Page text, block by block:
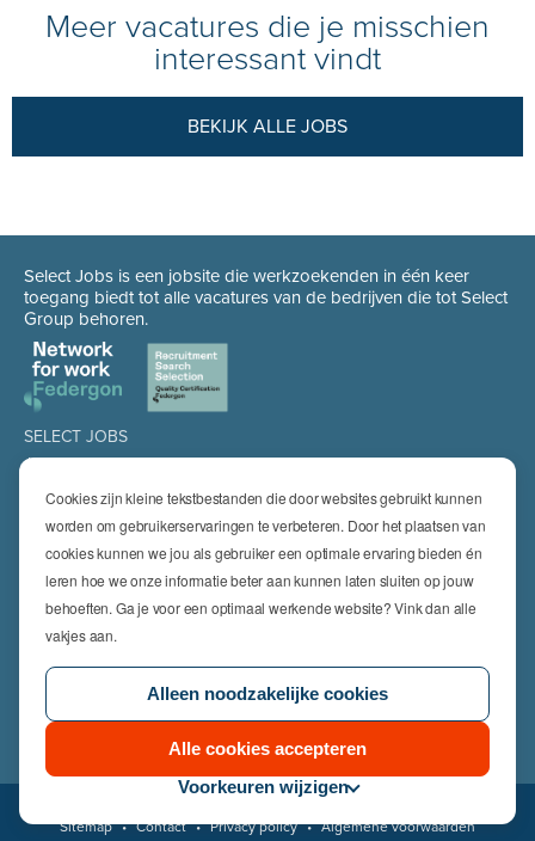
Cookies zijn kleine tekstbestanden die door websites gebruikt kunnen
worden om gebruikerservaringen te verbeteren. Door het plaatsen van
cookies kunnen we jou als gebruiker een optimale ervaring bieden én
leren hoe we onze informatie beter aan kunnen laten sluiten op jouw
behoeften. Ga je voor een optimaal werkende website? Vink dan alle
vakjes aan.
Alleen noodzakelijke cookies
Alle cookies accepteren
Voorkeuren wijzigen
Meer vacatures die je misschien
interessant vindt
BEKIJK ALLE JOBS
Select Jobs is een jobsite die werkzoekenden in één keer
toegang biedt tot alle vacatures van de bedrijven die tot Select
Group behoren.
SELECT JOBS
Jobs
Job alert
SPECIALISATIES
Technics
High Technics & Engineering
Logistics
Finance & Insurance
Office
HR & Legal
Sitemap • Contact • Privacy policy • Algemene voorwaarden